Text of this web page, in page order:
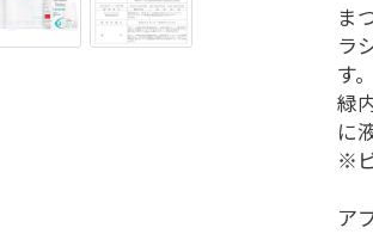
ま
ラ
す。
緑
に
※
ア